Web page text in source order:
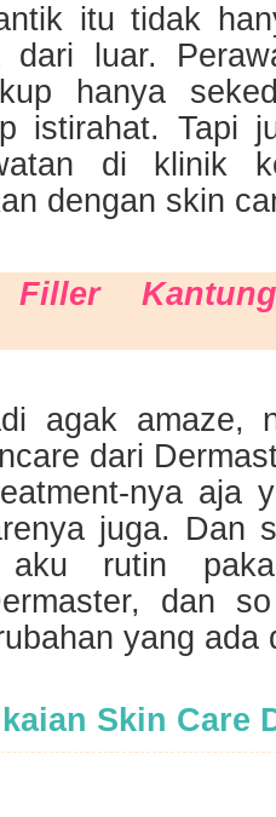
itu tidak
dari luar.
hanya
istirahat. Tapi
di klinik
dengan skin
Filler
agak amaze,
dari
nya aja
juga. Dan
rutin
dan
yang ada
Skin Care